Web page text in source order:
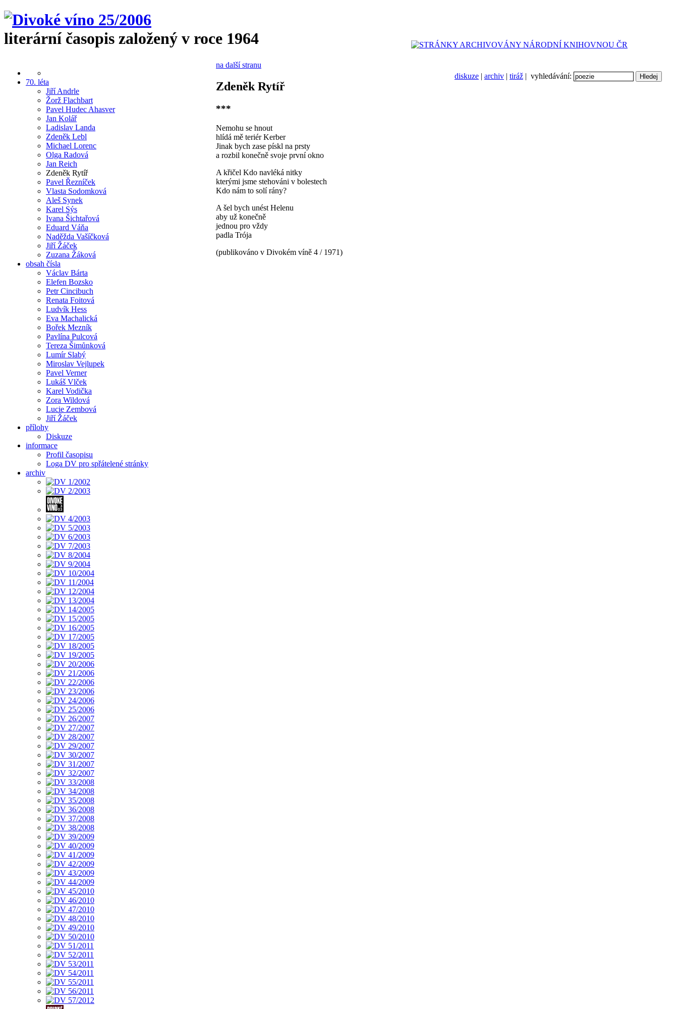
literární časopis založený v roce 1964
diskuze | archiv | tiráž | vyhledávání:
70. léta
Jiří Andrle
Žorž Flachbart
Pavel Hudec Ahasver
Jan Kolář
Ladislav Landa
Zdeněk Lebl
Michael Lorenc
Olga Radová
Jan Reich
Zdeněk Rytíř
Pavel Řezníček
Vlasta Sodomková
Aleš Synek
Karel Sýs
Ivana Šichtařová
Eduard Váňa
Naděžda Vašíčková
Jiří Žáček
Zuzana Žáková
obsah čísla
Václav Bárta
Elefen Bozsko
Petr Cincibuch
Renata Foitová
Ludvík Hess
Eva Machalická
Bořek Mezník
Pavlína Pulcová
Tereza Šimůnková
Lumír Slabý
Miroslav Vejlupek
Pavel Verner
Lukáš Vlček
Karel Vodička
Zora Wildová
Lucie Zembová
Jiří Žáček
přílohy
Diskuze
informace
Profil časopisu
Loga DV pro spřátelené stránky
archiv
na další stranu
Zdeněk Rytíř
***
Nemohu se hnout
hlídá mě teriér Kerber
Jinak bych zase pískl na prsty
a rozbil konečně svoje první okno
A křičel Kdo navléká nitky
kterými jsme stehováni v bolestech
Kdo nám to solí rány?
A šel bych unést Helenu
aby už konečně
jednou pro vždy
padla Trója
(publikováno v Divokém víně 4 / 1971)